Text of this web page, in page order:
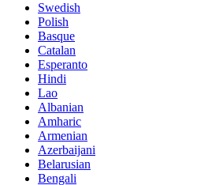
Swedish
Polish
Basque
Catalan
Esperanto
Hindi
Lao
Albanian
Amharic
Armenian
Azerbaijani
Belarusian
Bengali